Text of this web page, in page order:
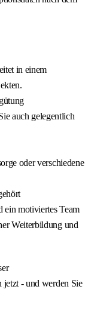
in einem
auch gelegentlich
oder verschiedene
ein motiviertes Team
Weiterbildung und
- und werden Sie